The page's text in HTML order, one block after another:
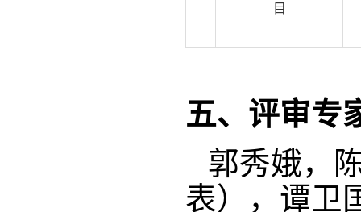
目
五、评审专
郭秀娥，
表），谭卫